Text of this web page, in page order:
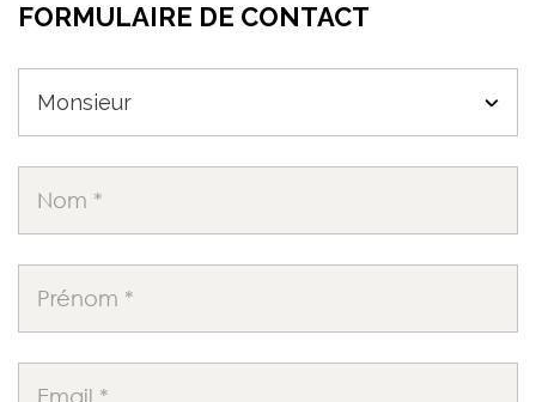
FORMULAIRE DE CONTACT